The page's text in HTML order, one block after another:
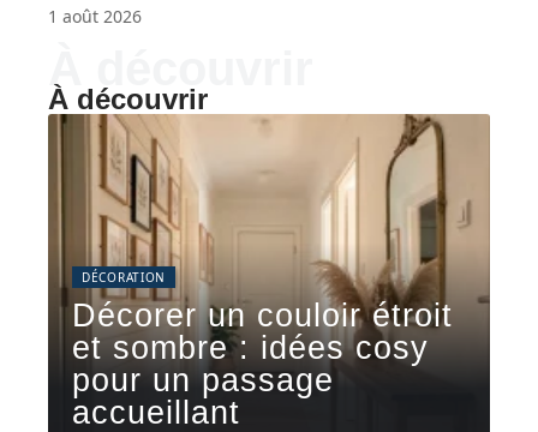
1 août 2026
À découvrir
DÉCORATION
Décorer un couloir étroit
et sombre : idées cosy
pour un passage
accueillant